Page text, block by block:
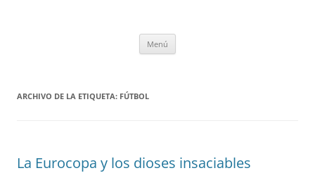
Menú
ARCHIVO DE LA ETIQUETA: FÚTBOL
La Eurocopa y los dioses insaciables